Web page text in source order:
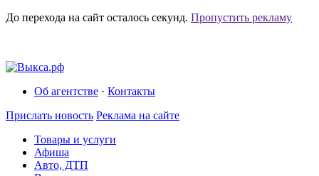
До перехода на сайт осталось секунд. Пропустить рекламу
Об агентстве · Контакты
Прислать новость Реклама на сайте
Товары и услуги
Афиша
Авто, ДТП